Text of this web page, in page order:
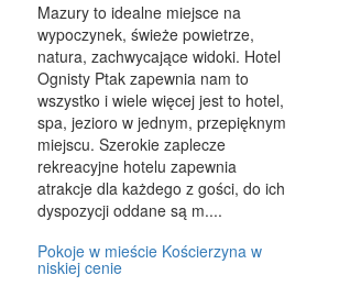
Mazury to idealne miejsce na
wypoczynek, świeże powietrze,
natura, zachwycające widoki. Hotel
Ognisty Ptak zapewnia nam to
wszystko i wiele więcej jest to hotel,
spa, jezioro w jednym, przepięknym
miejscu. Szerokie zaplecze
rekreacyjne hotelu zapewnia
atrakcje dla każdego z gości, do ich
dyspozycji oddane są m....
Pokoje w mieście Kościerzyna w
niskiej cenie